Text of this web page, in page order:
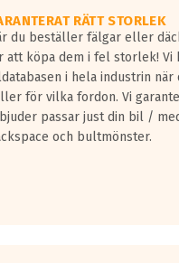
A gentemot
vågor
enligt nya
RÄTT STORLEK
du beställer fälgar eller
att köpa dem i fel storlek! Vi
i hela industrin
för vilka fordon. Vi
passar just din bil /
och bultmönster.